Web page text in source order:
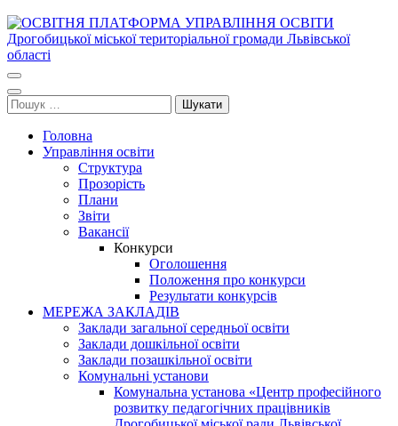
Дрогобицької міської територіальної громади Львівської області
Пошук:
Головна
Управління освіти
Структура
Прозорість
Плани
Звіти
Вакансії
Конкурси
Оголошення
Положення про конкурси
Результати конкурсів
МЕРЕЖА ЗАКЛАДІВ
Заклади загальної середньої освіти
Заклади дошкільної освіти
Заклади позашкільної освіти
Комунальні установи
Комунальна установа «Центр професійного
розвитку педагогічних працівників